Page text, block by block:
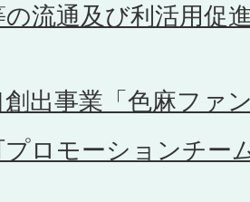
の流通及び利活用促
出事業「色麻ファ
プロモーションチー